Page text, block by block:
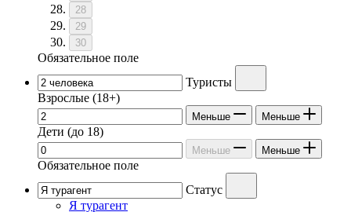
28
29
30
Обязательное поле
Туристы
Взрослые (18+)
Меньше Меньше
Дети (до 18)
Меньше Меньше
Обязательное поле
Статус
Я турагент